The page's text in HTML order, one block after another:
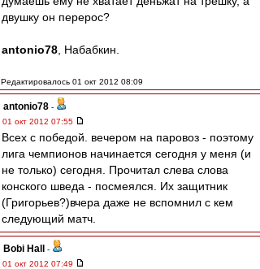
двушку он перерос?
antonio78 , Набабкин.
Редактировалось 01 окт 2012 08:09
antonio78 -
01 окт 2012 07:55
Всех с победой. вечером на паровоз - поэтому
лига чемпионов начинается сегодня у меня (и
не только) сегодня. Прочитал слева слова
конского шведа - посмеялся. Их защитник
(Григорьев?)вчера даже не вспомнил с кем
следующий матч.
Bobi Hall
-
01 окт 2012 07:49